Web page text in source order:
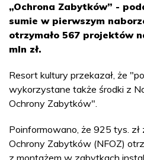
„Ochrona Zabytków” -
sumie w pierwszym
otrzymało 567 projektów
mln zł.
Resort kultury przekazał, że
wykorzystane także środki z
Ochrony Zabytków".
Poinformowano, że 925 tys. zł
Ochrony Zabytków (NFOZ)
z montażem w zabytkach